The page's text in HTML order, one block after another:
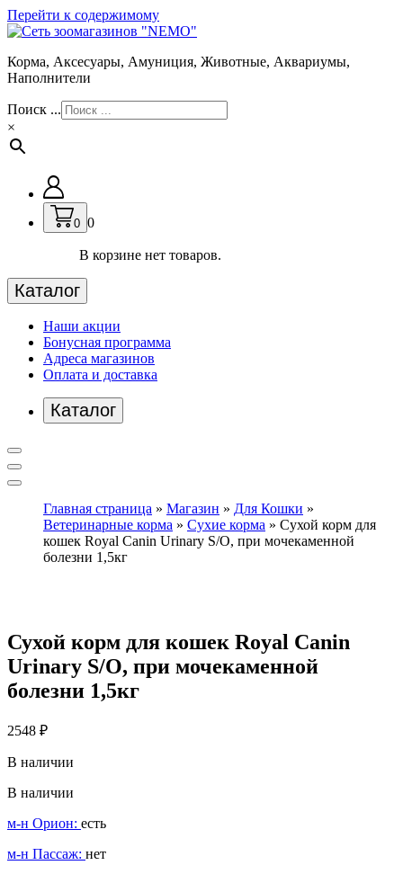
Перейти к содержимому
Корма, Аксесуары, Амуниция, Животные, Аквариумы,
Наполнители
Поиск ...
×
0 0
В корзине нет товаров.
Каталог
Наши акции
Бонусная программа
Адреса магазинов
Оплата и доставка
Каталог
Главная страница » Магазин » Для Кошки »
Ветеринарные корма » Сухие корма » Сухой корм для
кошек Royal Canin Urinary S/O, при мочекаменной
болезни 1,5кг
Сухой корм для кошек Royal Canin
Urinary S/O, при мочекаменной
болезни 1,5кг
2548 ₽
В наличии
В наличии
м-н Орион: есть
м-н Пассаж: нет